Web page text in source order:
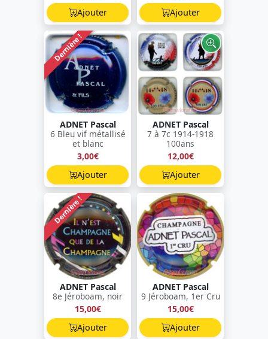
Ajouter
Ajouter
Dernière !
ADNET Pascal
6 Bleu vif métallisé
et blanc
3,00€
Ajouter
ADNET Pascal
7 à 7c 1914-1918
100ans
12,00€
Ajouter
Dernière !
ADNET Pascal
8e Jéroboam, noir
15,00€
Ajouter
ADNET Pascal
9 Jéroboam, 1er Cru
15,00€
Ajouter